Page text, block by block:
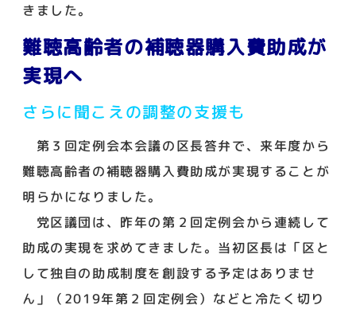
きました。
難聴高齢者の補聴器購入費助成が
実現へ
さらに聞こえの調整の支援も
第３回定例会本会議の区長答弁で、来年度から
難聴高齢者の補聴器購入費助成が実現することが
明らかになりました。
党区議団は、昨年の第２回定例会から連続して
助成の実現を求めてきました。当初区長は「区と
して独自の助成制度を創設する予定はありませ
ん」（2019年第２回定例会）などと冷たく切り